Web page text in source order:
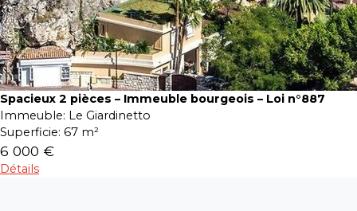
Spacieux 2 pièces – Immeuble bourgeois – Loi n°887
Immeuble: Le Giardinetto
Superficie: 67 m²
6 000 €
Détails